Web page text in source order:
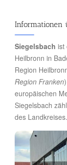
Informationen
Siegelsbach ist
Heilbronn in
Region
Region Franken
europäischen
Siegelsbach
des Landkreises.